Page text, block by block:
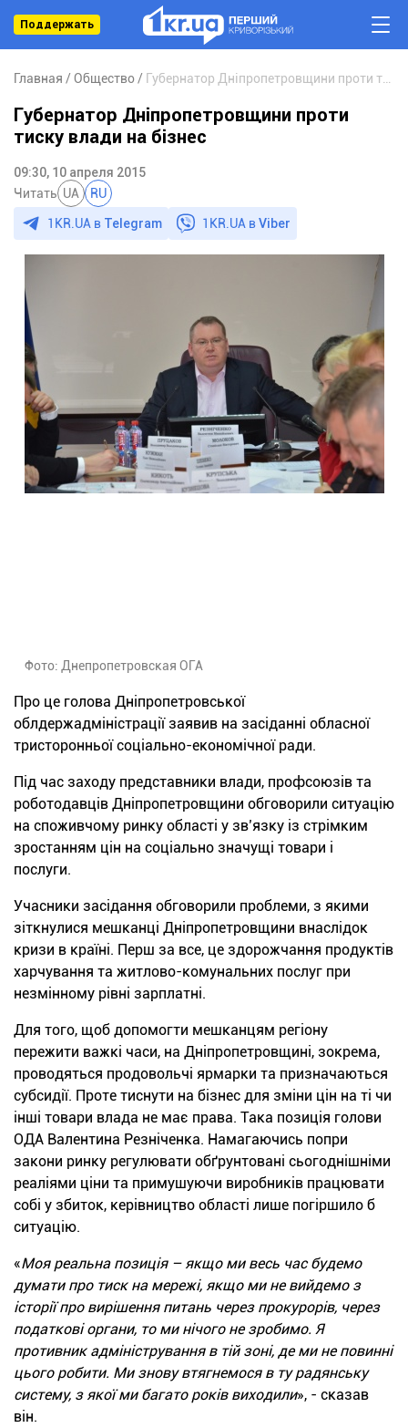
Поддержать
Главная Общество
Губернатор Дніпропетровщини проти
тиску влади на бізнес
09:30, 10 апреля 2015
Читать UA RU
1KR.UA в Telegram 1KR.UA вViber
Фото: Днепропетровская ОГА
Про це голова Дніпропетровської
облдержадміністрації заявив на засіданні обласної
тристоронньої соціально-економічної ради.
Під час заходу представники влади, профсоюзів та
роботодавців Дніпропетровщини обговорили ситуацію
на споживчому ринку області у зв’язку із стрімким
зростанням цін на соціально значущі товари і
послуги.
Учасники засідання обговорили проблеми, з якими
зіткнулися мешканці Дніпропетровщини внаслідок
кризи в країні. Перш за все, це здорожчання продуктів
харчування та житлово-комунальних послуг при
незмінному рівні зарплатні.
Для того, щоб допомогти мешканцям регіону
пережити важкі часи, на Дніпропетровщині, зокрема,
проводяться продовольчі ярмарки та призначаються
субсидії. Проте тиснути на бізнес для зміни цін на ті чи
інші товари влада не має права. Така позиція голови
ОДА Валентина Резніченка. Намагаючись попри
закони ринку регулювати обґрунтовані сьогоднішніми
реаліями ціни та примушуючи виробників працювати
собі у збиток, керівництво області лише погіршило б
ситуацію.
«Моя реальна позиція – якщо ми весь час будемо
думати про тиск на мережі, якщо ми не вийдемо з
історії про вирішення питань через прокурорів, через
податкові органи, то ми нічого не зробимо. Я
противник адміністрування в тій зоні, де ми не повинні
цього робити. Ми знову втягнемося в ту радянську
систему, з якої ми багато років виходили», - сказав
він.